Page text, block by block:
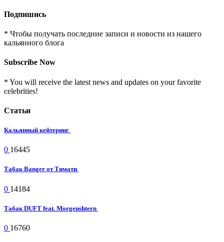
Подпишись
* Чтобы получать последние записи и новости из нашего
кальянного блога
Subscribe Now
* You will receive the latest news and updates on your favorite
celebrities!
Статьи
Кальянный кейтеринг
0 16445
Табак Banger от Тимати
0 14184
Табак DUFT feat. Morgenshtern
0 16760